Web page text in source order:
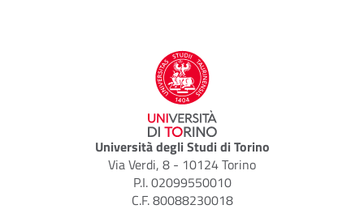
Università degli Studi di Torino
Via Verdi, 8 - 10124 Torino
P.I. 02099550010
C.F. 80088230018